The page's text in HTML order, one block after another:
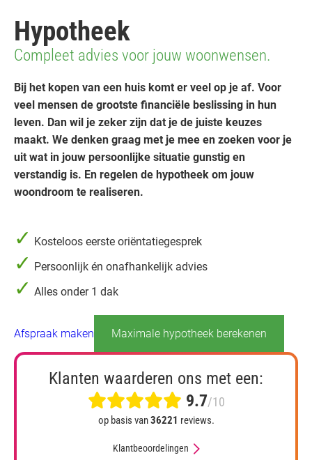
Hypotheek
Compleet advies voor jouw woonwensen.
Bij het kopen van een huis komt er veel op je af. Voor
veel mensen de grootste financiële beslissing in hun
leven. Dan wil je zeker zijn dat je de juiste keuzes
maakt. We denken graag met je mee en zoeken voor je
uit wat in jouw persoonlijke situatie gunstig en
verstandig is. En regelen de hypotheek om jouw
woondroom te realiseren.
✓ Kosteloos eerste oriëntatiegesprek
✓ Persoonlijk én onafhankelijk advies
✓ Alles onder 1 dak
Afspraak maken Maximale hypotheek berekenen
Klanten waarderen ons met een:
9.7/10
op basis van36221 reviews.
Klantbeoordelingen